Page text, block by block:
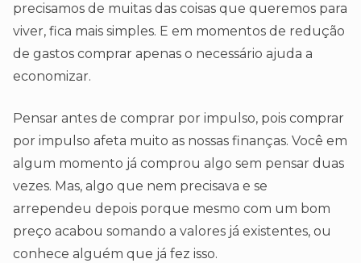
precisamos de muitas das coisas que queremos para
viver, fica mais simples. E em momentos de redução
de gastos comprar apenas o necessário ajuda a
economizar.
Pensar antes de comprar por impulso, pois comprar
por impulso afeta muito as nossas finanças. Você em
algum momento já comprou algo sem pensar duas
vezes. Mas, algo que nem precisava e se
arrependeu depois porque mesmo com um bom
preço acabou somando a valores já existentes, ou
conhece alguém que já fez isso.